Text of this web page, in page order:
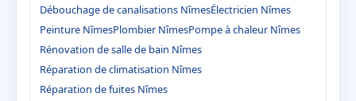
Débouchage de canalisations NîmesÉlectricien Nîmes
Peinture NîmesPlombier NîmesPompe à chaleur Nîmes
Rénovation de salle de bain Nîmes
Réparation de climatisation Nîmes
Réparation de fuites Nîmes